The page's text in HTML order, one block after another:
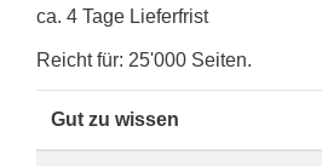
ca. 4 Tage Lieferfrist
Reicht für: 25'000 Seiten.
Gut zu wissen